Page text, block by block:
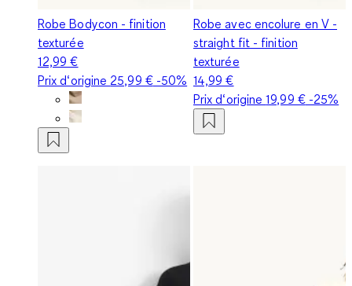
Robe Bodycon - finition
texturée
12,99 €
Prix d‘origine 25,99 €-50%
Robe avec encolure en V -
straight fit - finition
texturée
14,99 €
Prix d‘origine19,99 €-25%